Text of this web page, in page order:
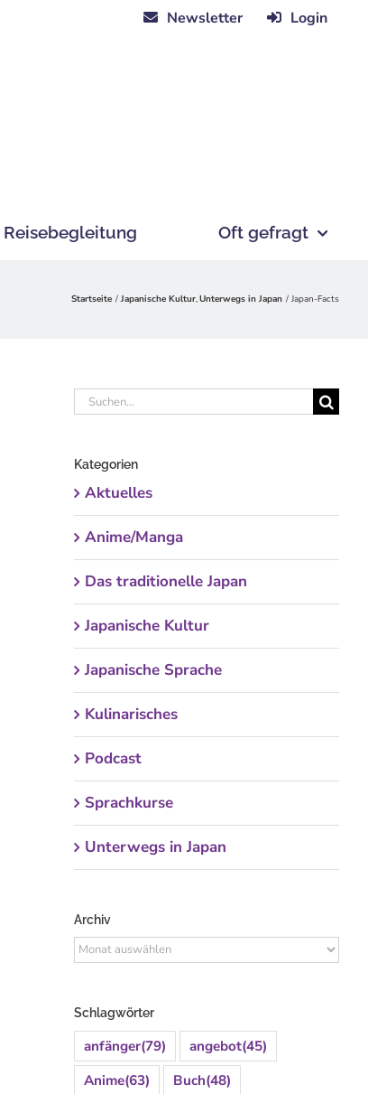
Newsletter Login
Reisebegleitung Oft gefragt
Startseite Japanische Kultur Unterwegs in Japan Japan-Facts
Suche
Kategorien
Aktuelles
Anime/Manga
Das traditionelle Japan
Japanische Kultur
Japanische Sprache
Kulinarisches
Podcast
Sprachkurse
Unterwegs in Japan
Archiv
Archiv
Schlagwörter
anfänger(79) angebot(45)
Anime(63) Buch(48)